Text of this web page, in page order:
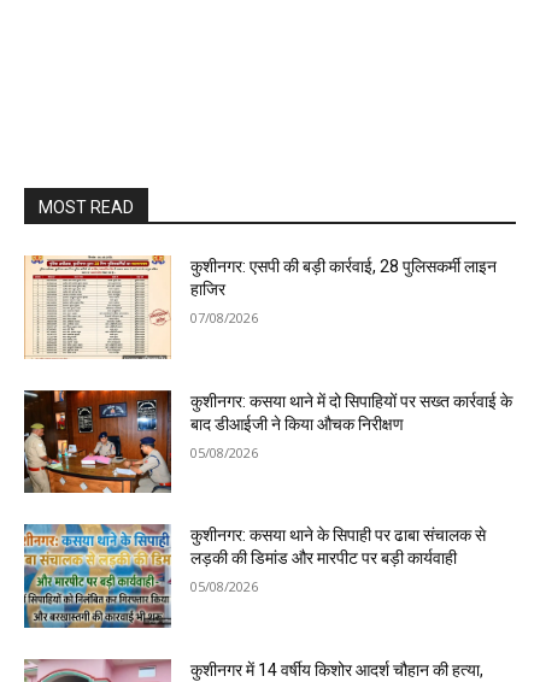
MOST READ
कुशीनगर: एसपी की बड़ी कार्रवाई, 28 पुलिसकर्मी लाइन
हाजिर
07/08/2026
कुशीनगर: कसया थाने में दो सिपाहियों पर सख्त कार्रवाई के
बाद डीआईजी ने किया औचक निरीक्षण
05/08/2026
कुशीनगर: कसया थाने के सिपाही पर ढाबा संचालक से
लड़की की डिमांड और मारपीट पर बड़ी कार्यवाही
05/08/2026
कुशीनगर में 14 वर्षीय किशोर आदर्श चौहान की हत्या,